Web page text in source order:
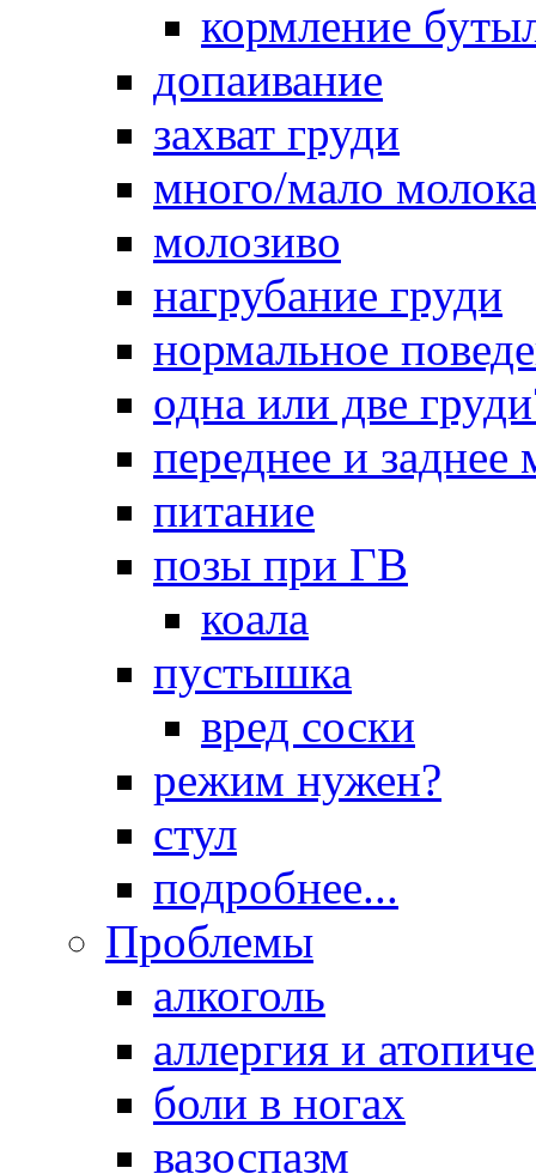
кормление
допаивание
захват груди
много/мало молока
молозиво
нагрубание груди
нормальное
одна или две
переднее и заднее
питание
позы при ГВ
коала
пустышка
вред соски
режим нужен?
стул
подробнее...
Проблемы
алкоголь
аллергия и
боли в ногах
вазоспазм